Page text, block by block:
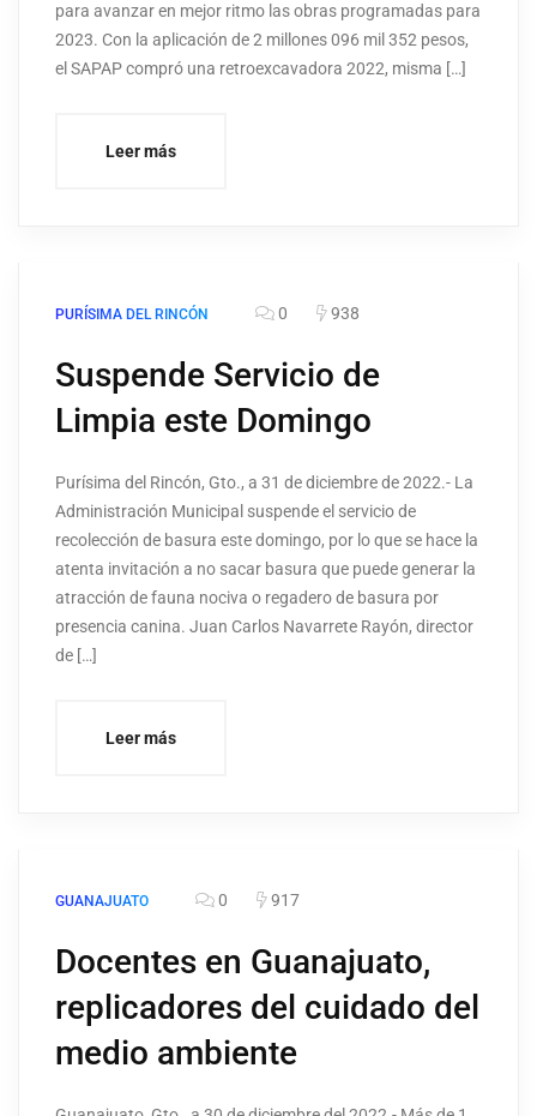
para avanzar en mejor ritmo las obras programadas para
2023. Con la aplicación de 2 millones 096 mil 352 pesos,
el SAPAP compró una retroexcavadora 2022, misma […]
Leer más
PURÍSIMA DEL RINCÓN 0 938
Suspende Servicio de
Limpia este Domingo
Purísima del Rincón, Gto., a 31 de diciembre de 2022.- La
Administración Municipal suspende el servicio de
recolección de basura este domingo, por lo que se hace la
atenta invitación a no sacar basura que puede generar la
atracción de fauna nociva o regadero de basura por
presencia canina. Juan Carlos Navarrete Rayón, director
de […]
Leer más
GUANAJUATO 0 917
Docentes en Guanajuato,
replicadores del cuidado del
medio ambiente